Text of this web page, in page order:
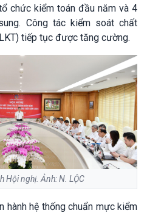
chức kiểm toán đầu năm và 4
Công tác kiểm soát chất
tiếp tục được tăng cường.
Hội nghị. Ảnh: N. LỘC
hành hệ thống chuẩn mực kiểm